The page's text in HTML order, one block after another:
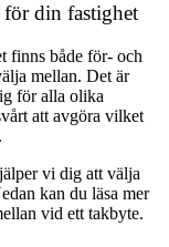
din fastighet
finns både för- och
mellan. Det är
för alla olika
att avgöra vilket
vi dig att välja
kan du läsa mer
vid ett takbyte.